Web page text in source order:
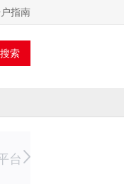
指南
索
台